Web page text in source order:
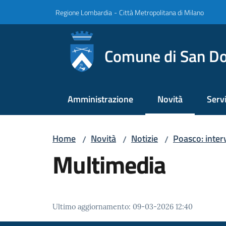
Regione Lombardia -Città Metropolitana di Milano
Comune di San
Amministrazione Novità
Menu selezionato
Home / Novità / Notizie / Poasco:
Multimedia
Ultimo aggiornamento: 09-03-2026 12:40